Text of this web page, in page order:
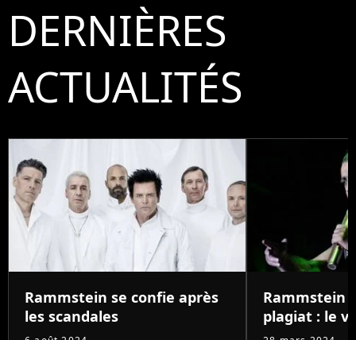
DERNIÈRES
ACTUALITÉS
Rammstein se confie après
les scandales
Rammstein
plagiat : le